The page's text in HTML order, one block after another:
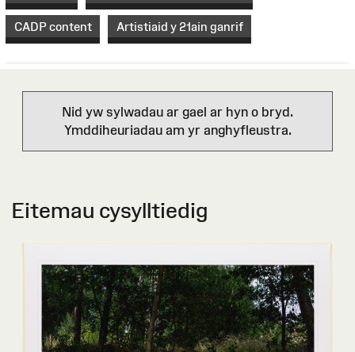
CADP content Artistiaid y 21ain ganrif
Nid yw sylwadau ar gael ar hyn o bryd.
Ymddiheuriadau am yr anghyfleustra.
Eitemau cysylltiedig